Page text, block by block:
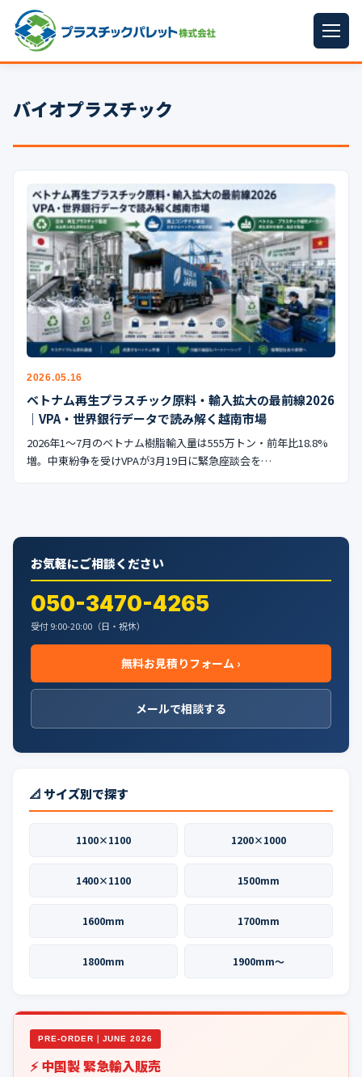
パレットサイズ
プラパレット ▼
コンテナ ▼
中古パレット
再生原料 ▼
梱包資材 ▼
イラン情勢まとめ ▼
公式ブログ
会社案内
🇺🇸🇰🇷🇹🇼🇻🇳
バイオプラスチック
2026.05.16
ベトナム再生プラスチック原料・輸入拡大の最前線2026
｜VPA・世界銀行データで読み解く越南市場
2026年1〜7月のベトナム樹脂輸入量は555万トン・前年比18.8%
増。中東紛争を受けVPAが3月19日に緊急座談会を…
お気軽にご相談ください
050-3470-4265
受付 9:00-20:00（日・祝休）
無料お見積りフォーム ›
メールで相談する
📐 サイズ別で探す
1100×1100 1200×1000
1400×1100 1500mm
1600mm 1700mm
1800mm 1900mm〜
PRE-ORDER｜JUNE 2026
⚡ 中国製 緊急輸入販売